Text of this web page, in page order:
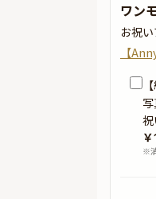
ワン
お祝
【
祝
※